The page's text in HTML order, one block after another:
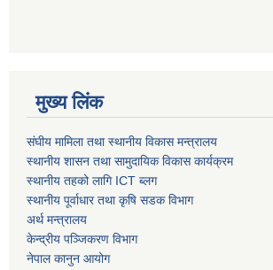
मुख्य लिंक
संघीय मामिला तथा स्थानीय विकास मन्त्रालय
स्थानीय शासन तथा सामुदायिक विकास कार्यक्रम
स्थानीय तहको लागि ICT ब्लग
स्थानीय पूर्वाधार तथा कृषि सडक विभाग
अर्थ मन्त्रालय
केन्द्रीय पञ्जिकरण विभाग
नेपाल कानुन आयोग